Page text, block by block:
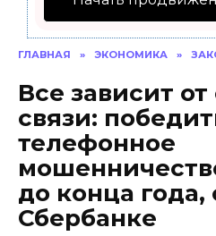
ГЛАВНАЯ » ЭКОНОМИКА »
Все зависит
связи:
телефонное
до конца года,
Сбербанке